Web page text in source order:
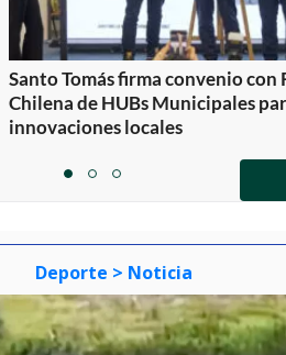
Santo Tomás firma convenio con
Chilena de HUBs Municipales
innovaciones locales
itemitemitem
Deporte > Noticia